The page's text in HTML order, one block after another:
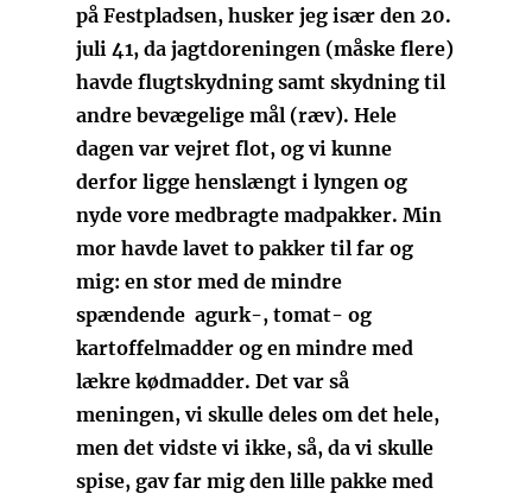
på Festpladsen, husker jeg især den 20.
juli 41, da jagtdoreningen (måske flere)
havde flugtskydning samt skydning til
andre bevægelige mål (ræv). Hele
dagen var vejret flot, og vi kunne
derfor ligge henslængt i lyngen og
nyde vore medbragte madpakker. Min
mor havde lavet to pakker til far og
mig: en stor med de mindre
spændende agurk-, tomat- og
kartoffelmadder og en mindre med
lækre kødmadder. Det var så
meningen, vi skulle deles om det hele,
men det vidste vi ikke, så, da vi skulle
spise, gav far mig den lille pakke med